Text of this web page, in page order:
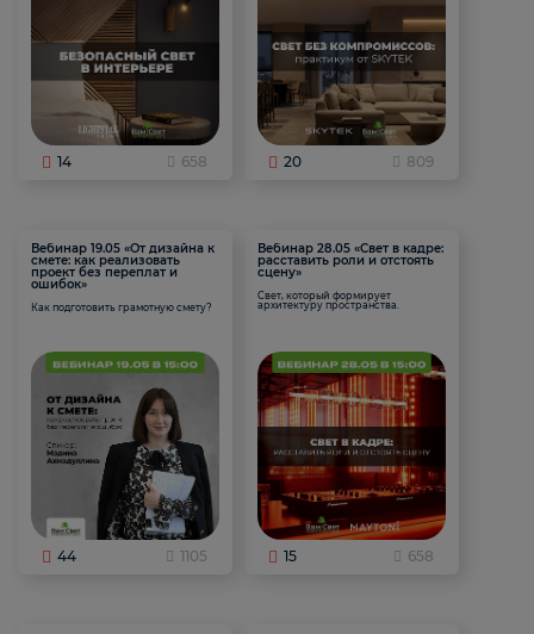
14 658 20 809
Вебинар 19.05 «От дизайна к
смете: как реализовать
проект без переплат и
ошибок»
Как подготовить грамотную смету?
44 1105
Вебинар 28.05 «Свет в кадре:
расставить роли и отстоять
сцену»
Свет, который формирует
архитектуру пространства.
15 658